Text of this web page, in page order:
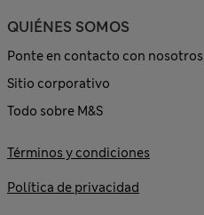
QUIÉNES SOMOS
Ponte en contacto con nosotros
Sitio corporativo
Todo sobre M&S
Términos y condiciones
Política de privacidad